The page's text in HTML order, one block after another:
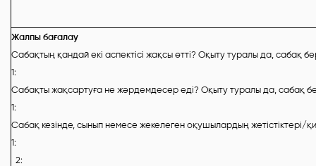
Жалпы бағалау
Сабақтың қандай екі аспектісі жақсы өтті? Оқыту туралы да, сабақ
1:
Сабақты жақсартуға не жәрдемдесер еді? Оқыту туралы да, сабақ
1:
Сабақ кезінде, сынып немесе жекелеген оқушылардың
1:
2: